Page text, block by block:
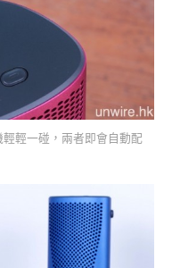
輕一碰，兩者即會自動配